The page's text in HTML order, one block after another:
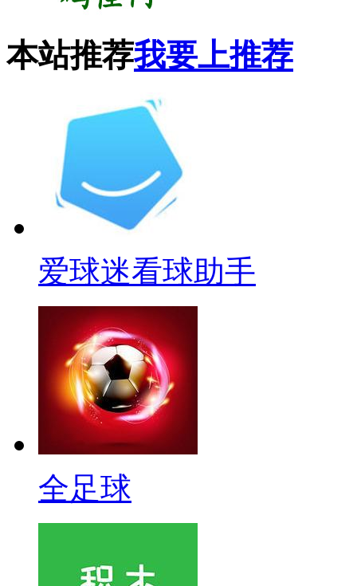
本站推荐我要上推荐
爱球迷看球助手
全足球